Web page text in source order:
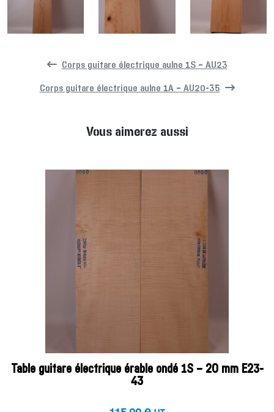
Corps guitare électrique aulne 1S – AU23
Corps guitare électrique aulne 1A – AU20-35
Vous aimerez aussi
Table guitare électrique érable ondé 1S – 20 mm E23-
43